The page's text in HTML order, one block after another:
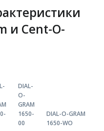
и Cent-O-
DIAL-
O-
GRAM
1650-
00
DIAL-O-GRAM
1650-WO